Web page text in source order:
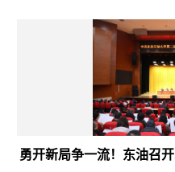
勇开新局争一流！东油召